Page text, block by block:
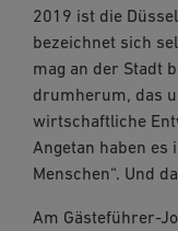
2019 ist die
bezeichnet sich
mag an der Stadt
drumherum, das
wirtschaftliche
Angetan haben es
Menschen“. Und
Am Gästeführer-